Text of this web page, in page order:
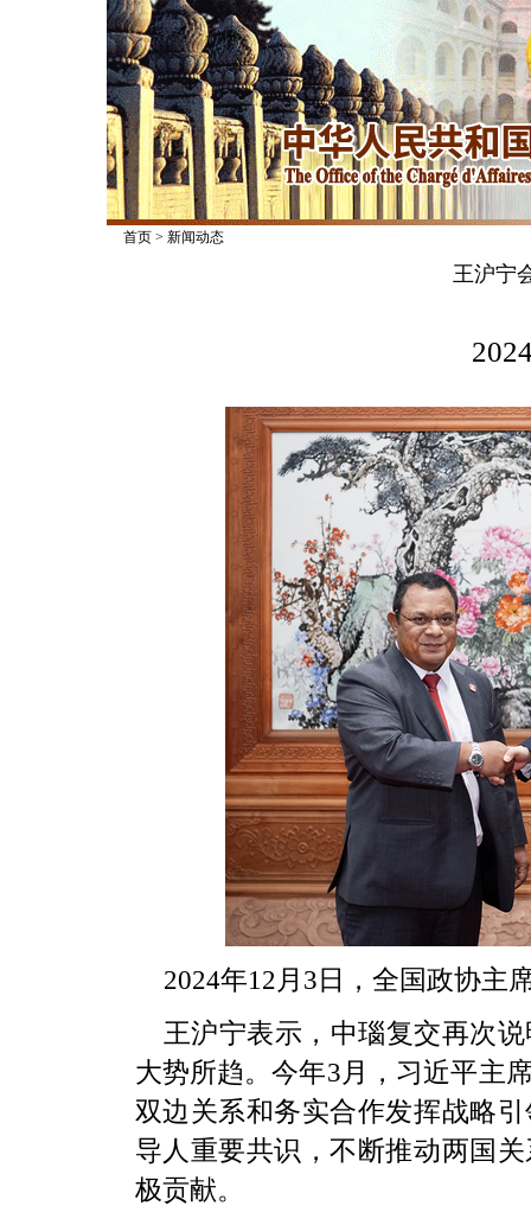
首页> 新闻动态
王沪宁
2024年12月3日，全国政协主
王沪宁表示，中瑙复交再次
大势所趋。今年3月，习近平主
双边关系和务实合作发挥战略
导人重要共识，不断推动两国
极贡献。